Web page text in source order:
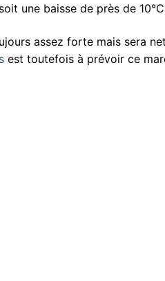
une baisse de près de
assez forte mais sera
est toutefois à prévoir ce